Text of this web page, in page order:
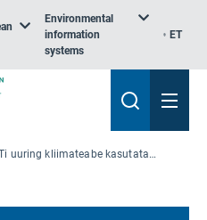
Environmental
information
systems
ET
ASPECTi uuring kliimateabe kasutatavuse parandamiseks Euroopa organisatsioonide jaoks